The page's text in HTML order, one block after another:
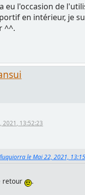
eu l'occasion de
en intérieur, je
^^.
2021, 13:52:23
le Mai 22, 2021,
retour .